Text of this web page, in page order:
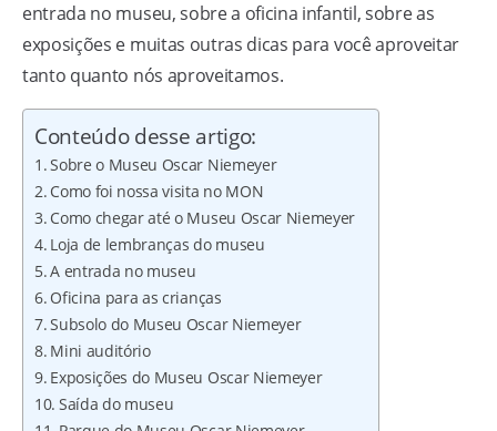
entrada no museu, sobre a oficina infantil, sobre as
exposições e muitas outras dicas para você aproveitar
tanto quanto nós aproveitamos.
Conteúdo desse artigo:
Sobre o Museu Oscar Niemeyer
Como foi nossa visita no MON
Como chegar até o Museu Oscar Niemeyer
Loja de lembranças do museu
A entrada no museu
Oficina para as crianças
Subsolo do Museu Oscar Niemeyer
Mini auditório
Exposições do Museu Oscar Niemeyer
Saída do museu